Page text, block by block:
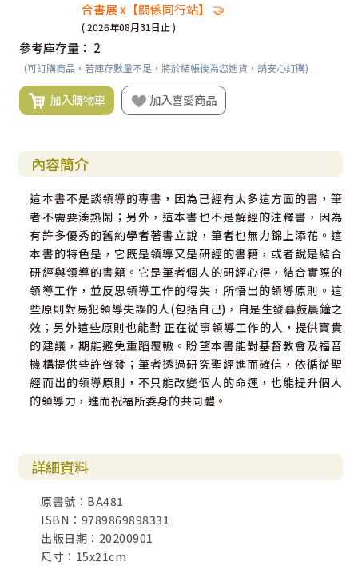
合書展 x【關係同行站】 🤝
( 2026年08月31日止 )
參考庫存量： 2
(可訂購商品，若庫存數量不足，將於結帳後為您進貨，請安心訂購)
加入購物車 加入喜愛商品
內容簡介
這本書不是談領導的專書，因為已經有太多這方面的書，筆
者不需要湊熱鬧；另外，這本書也不是解經的注釋書，因為
有許多優秀的舊約學者著書立說，筆者也無力錦上添花。這
本書的特色是，它既是領導又是研經的書籍，或者說是結合
研經與領導的書籍。它是筆者個人的研經心得，結合實際的
領導工作，並反思領導工作的得失，所悟出的領導原則。這
些原則對易犯領導失誤的人(包括自己)，自是生發暮鼓晨鐘之
效；另外這些原則也能對 正在從事領導工作的人，提供寶貴
的建議，期能避免重蹈覆轍。盼望本書能對基督教會及福音
機構提供些許啓發；筆者透過研究聖經進而確信，依循從聖
經而出的領導原則，不只能改變個人的命運，也能提升個人
的領導力，進而祝福所委身的共同體。
詳細資料
原書號：BA481
ISBN：9789869898331
出版日期：20200901
尺寸：15x21cm